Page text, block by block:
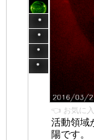
👈 お気に
活動領域
陽です。